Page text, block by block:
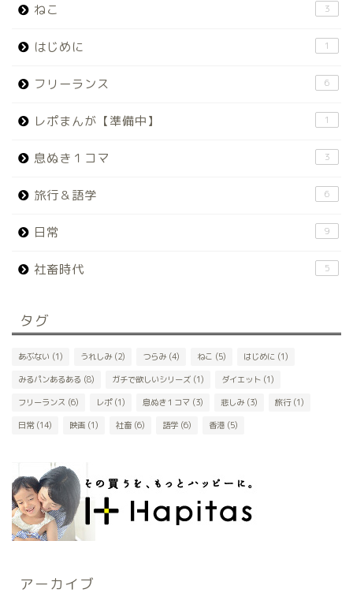
ねこ 3
はじめに 1
フリーランス 6
レポまんが【準備中】 1
息ぬき１コマ 3
旅行＆語学 6
日常 9
社畜時代 5
タグ
あぶない (1) うれしみ (2) つらみ (4) ねこ (5) はじめに (1)
みるパンあるある (8) ガチで欲しいシリーズ (1) ダイエット (1)
フリーランス (6) レポ(1) 息ぬき１コマ (3) 悲しみ (3) 旅行(1)
日常(14) 映画 (1) 社畜 (6) 語学 (6) 香港 (5)
アーカイブ